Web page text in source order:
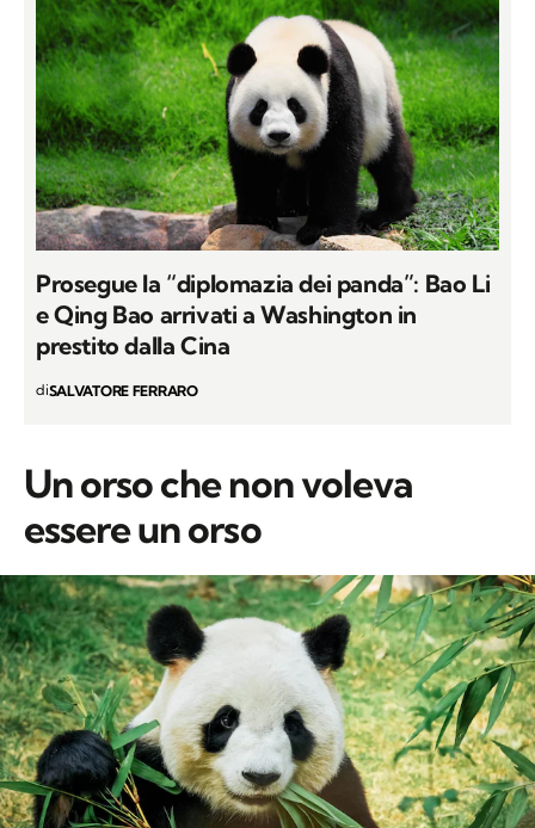
Prosegue la “diplomazia dei panda”: Bao Li
e Qing Bao arrivati a Washington in
prestito dalla Cina
diSALVATORE FERRARO
Un orso che non voleva
essere un orso